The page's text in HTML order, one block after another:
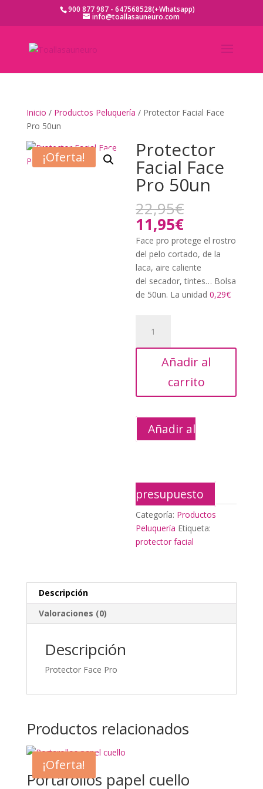
900 877 987 - 647568528(+Whatsapp)
info@toallasauneuro.com
Inicio / Productos Peluquería / Protector Facial Face
Pro 50un
¡Oferta! Protector
Facial Face
Pro 50un
22,95€
original
era:
22,95€.
11,95€El
precio
actual
es:
11,95€.
Face pro protege el rostro
del pelo cortado, de la
laca, aire caliente
del secador, tintes… Bolsa
de 50un. La unidad0,29€
Facial
Face
Añadir al
carrito
Añadir al
presupuesto
Categoría: Productos
Peluquería Etiqueta:
protector facial
Descripción
Valoraciones (0)
Descripción
Protector Face Pro
Productos relacionados
¡Oferta!
Portarollos papel cuello